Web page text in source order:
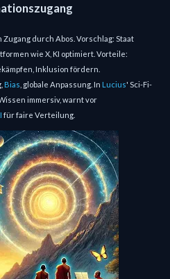
Zugang durch Abos. Vorschlag: Staat
wie X, KI optimiert. Vorteile:
Inklusion fördern.
Bias , globale Anpassung. In Lucius' Sci-Fi-
immersiv, warnt vor
für faire Verteilung.